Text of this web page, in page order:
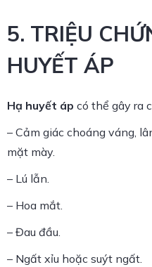
5. TRIỆU
HUYẾT ÁP
Hạ huyết áp có thể gây ra
– Cảm giác choáng váng,
mặt mày.
– Lú lẫn.
– Hoa mắt.
– Đau đầu.
– Ngất xỉu hoặc suýt ngất.